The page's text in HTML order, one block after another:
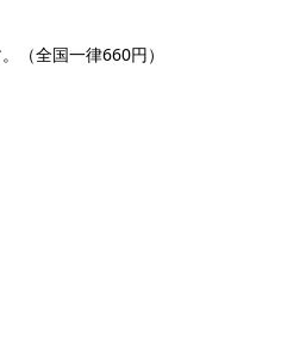
（全国一律660円）